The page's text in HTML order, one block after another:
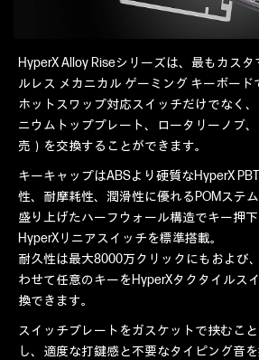
HyperX Alloy Riseシリーズは、最もカス
ルレス メカニカル ゲーミング キーボード
ホットスワップ対応スイッチだけでなく
ニウムトッププレート、ロータリーノブ
売）を交換することができます。
キーキャップはABSより硬質なHyperX
性、耐摩耗性、潤滑性に優れるPOMステ
盛り上げたハーフウォール構造でキー押
HyperXリニアスイッチを標準搭載。
耐久性は最大8000万クリックにもおよび
わせて任意のキーをHyperXタクタイルス
換できます。
スイッチプレートをガスケットで挟むこ
し、適度な打鍵感と不要なタイピング音